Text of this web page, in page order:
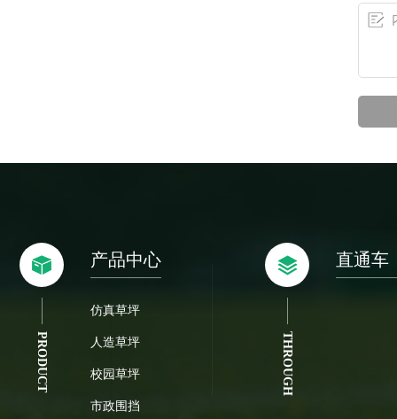
产品中心
PRODUCT
仿真草坪
人造草坪
校园草坪
市政围挡
直通车
THROUGH